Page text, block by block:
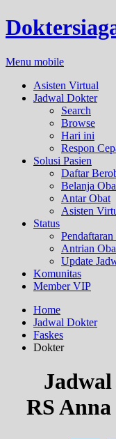
Menu mobile
Asisten Virtual
Jadwal Dokter
Search
Browse
Hari ini
Respon
Solusi Pasien
Daftar
Belanja
Antar Obat
Asisten
Status
Antrian
Update
Komunitas
Member VIP
Home
Jadwal Dokter
Faskes
Dokter
RS